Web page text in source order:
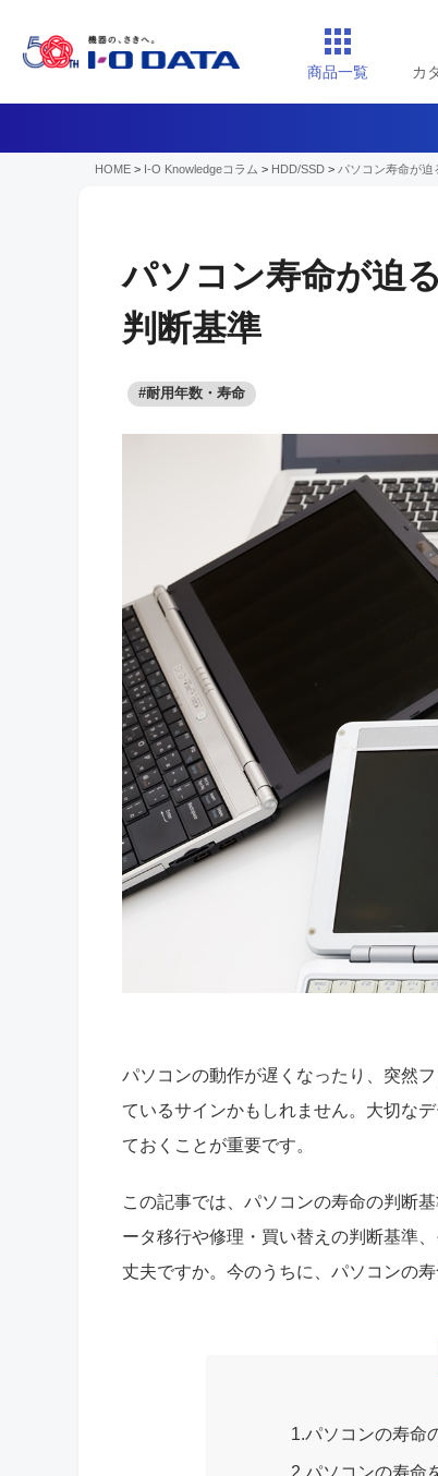
商品一覧 カ
HOME > I-O Knowledgeコラム > HDD/SSD > パソコン寿命が
パソコン寿命が迫
判断基準
#耐用年数・寿命
パソコンの動作が遅くなったり、突然
ているサインかもしれません。大切な
ておくことが重要です。
この記事では、パソコンの寿命の判断
ータ移行や修理・買い替えの判断基準
丈夫ですか。今のうちに、パソコンの
1.パソコンの寿命